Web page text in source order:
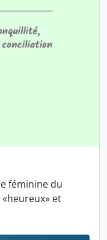
féminine du
et